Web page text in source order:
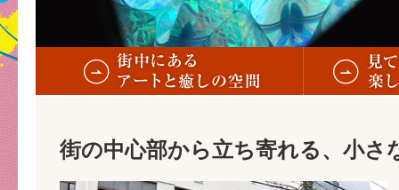
街の中心部から立ち寄れる、小さ